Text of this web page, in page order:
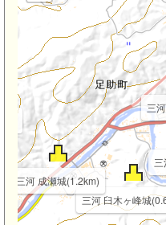
三
三河 臼木ヶ峰城
三河 成瀬城(1.2km)